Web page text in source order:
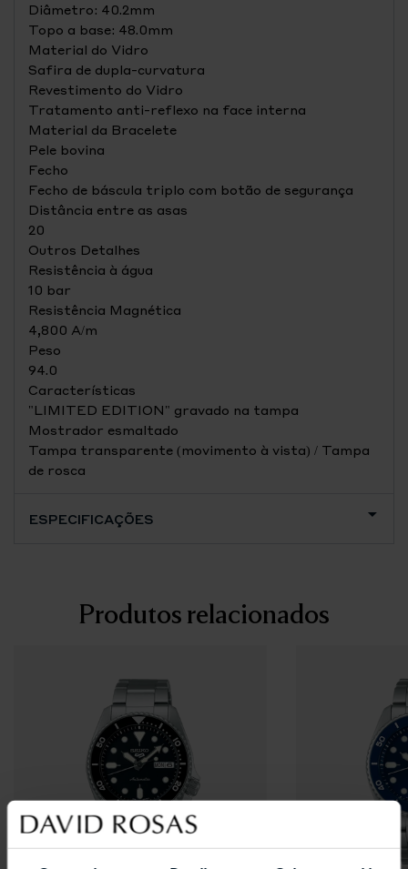
Diâmetro: 40.2mm
Topo a base: 48.0mm
Material do Vidro
Safira de dupla-curvatura
Revestimento do Vidro
Tratamento anti-reflexo na face interna
Material da Bracelete
Pele bovina
Fecho
Fecho de báscula triplo com botão de segurança
Distância entre as asas
20
Outros Detalhes
Resistência à água
10 bar
Resistência Magnética
4,800 A/m
Peso
94.0
Características
"LIMITED EDITION" gravado na tampa
Mostrador esmaltado
Tampa transparente (movimento à vista) / Tampa
de rosca
ESPECIFICAÇÕES
Produtos relacionados